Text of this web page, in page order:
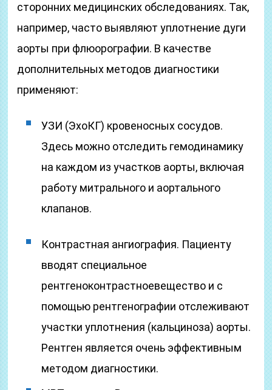
сторонних медицинских обследованиях. Так,
например, часто выявляют уплотнение дуги
аорты при флюорографии. В качестве
дополнительных методов диагностики
применяют:
УЗИ (ЭхоКГ) кровеносных сосудов.
Здесь можно отследить гемодинамику
на каждом из участков аорты, включая
работу митрального и аортального
клапанов.
Контрастная ангиография. Пациенту
вводят специальное
рентгеноконтрастноевещество и с
помощью рентгенографии отслеживают
участки уплотнения (кальциноза) аорты.
Рентген является очень эффективным
методом диагностики.